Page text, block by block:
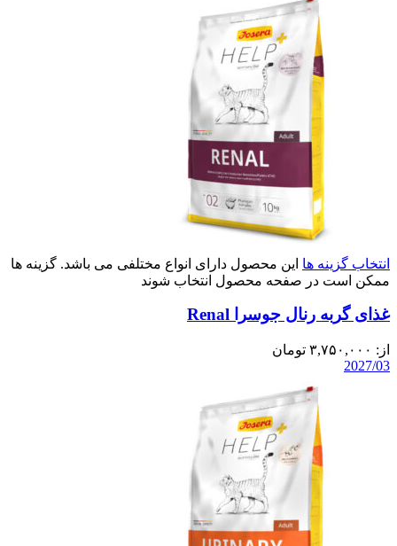
انتخاب گزینه ها این محصول دارای انواع مختلفی می باشد. گزینه ها
ممکن است در صفحه محصول انتخاب شوند
غذای گربه رنال جوسرا Renal
از: ۳,۷۵۰,۰۰۰ تومان
2027/03